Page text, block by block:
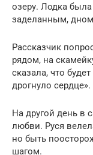
озеру. Лодка
заделанным,
Рассказчик
рядом, на
сказала, что
дрогнуло
На другой день в
любви. Руся
но быть
шагом.